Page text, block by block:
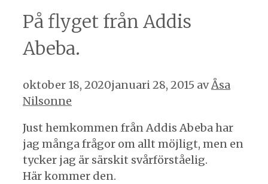
På flyget från Addis
Abeba.
oktober 18, 2020januari 28, 2015 avÅsa
Nilsonne
Just hemkommen från Addis Abeba har
jag många frågor om allt möjligt, men en
tycker jag är särskit svårförståelig.
Här kommer den.